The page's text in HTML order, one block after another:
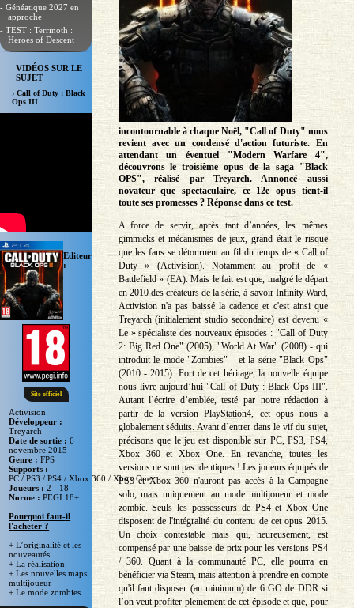
- Généatique 2027 en
approche
- TEST : Terrinoth :
Heroes of Descent
VIDÉOS SUR LE
SUJET
› Call of Duty : Black
Ops III
Site officiel
Editeur
:
Activision
Développeur :
Treyarch
Date de sortie :6
novembre 2015
Genre :FPS
Supports :
PC / PS3 / PS4 / Xbox 360 / Xbox One
Joueurs :2 - 18
Norme :PEGI 18+
Pourquoi faut-il
l'acheter ?
+ L’originalité et les
nouveautés
+ La réalisation
+ Les nouvelles maps
multijoueur
+ Le mode zombies
incontournable à chaque Noël, "Call of Duty" nous
revient avec un condensé d'action futuriste. En
attendant un éventuel "Modern Warfare 4",
découvrons le troisième opus de la saga "Black
OPS", réalisé par Treyarch. Annoncé aussi
novateur que spectaculaire, ce 12e opus tient-il
toute ses promesses ? Réponse dans ce test.
A force de servir, après tant d’années, les mêmes
gimmicks et mécanismes de jeux, grand était le risque
que les fans se détournent au fil du temps de « Call of
Duty » (Activision). Notamment au profit de «
Battlefield » (EA). Mais le fait est que, malgré le départ
en 2010 des créateurs de la série, à savoir Infinity Ward,
Activision n'a pas baissé la cadence et c'est ainsi que
Treyarch (initialement studio secondaire) est devenu «
Le » spécialiste des nouveaux épisodes : "Call of Duty
2: Big Red One" (2005), "World At War" (2008) - qui
introduit le mode "Zombies" - et la série "Black Ops"
(2010 - 2015). Fort de cet héritage, la nouvelle équipe
nous livre aujourd’hui "Call of Duty : Black Ops III".
Autant l’écrire d’emblée, testé par notre rédaction à
partir de la version PlayStation4, cet opus nous a
globalement séduits. Avant d’entrer dans le vif du sujet,
précisons que le jeu est disponible sur PC, PS3, PS4,
Xbox 360 et Xbox One. En revanche, toutes les
versions ne sont pas identiques ! Les joueurs équipés de
PS3 et Xbox 360 n'auront pas accès à la Campagne
solo, mais uniquement au mode multijoueur et mode
zombie. Seuls les possesseurs de PS4 et Xbox One
disposent de l'intégralité du contenu de cet opus 2015.
Un choix contestable mais qui, heureusement, est
compensé par une baisse de prix pour les versions PS4
/ 360. Quant à la communauté PC, elle pourra en
bénéficier via Steam, mais attention à prendre en compte
qu'il faut disposer (au minimum) de 6 GO de DDR si
l’on veut profiter pleinement de cet épisode et que, pour